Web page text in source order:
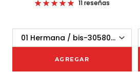
11 reseñas
AGREGAR